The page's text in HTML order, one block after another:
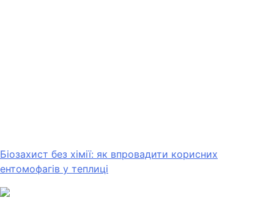
Біозахист без хімії: як впровадити корисних
ентомофагів у теплиці